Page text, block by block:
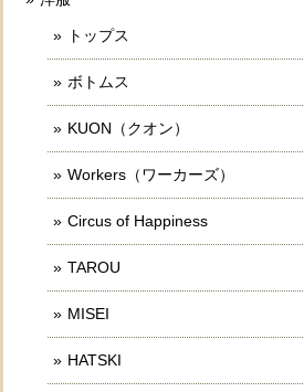
トップス
ボトムス
KUON（クオン）
Workers（ワーカーズ）
Circus of Happiness
TAROU
MISEI
HATSKI